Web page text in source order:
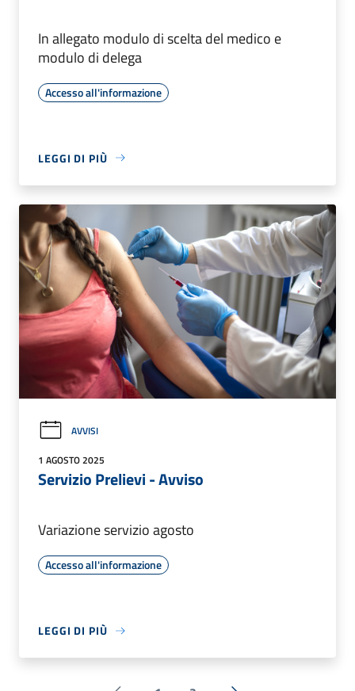
In allegato modulo di scelta del medico e
modulo di delega
Accesso all'informazione
LEGGI DI PIÙ
AVVISI
1 AGOSTO 2025
Servizio Prelievi - Avviso
Variazione servizio agosto
Accesso all'informazione
LEGGI DI PIÙ